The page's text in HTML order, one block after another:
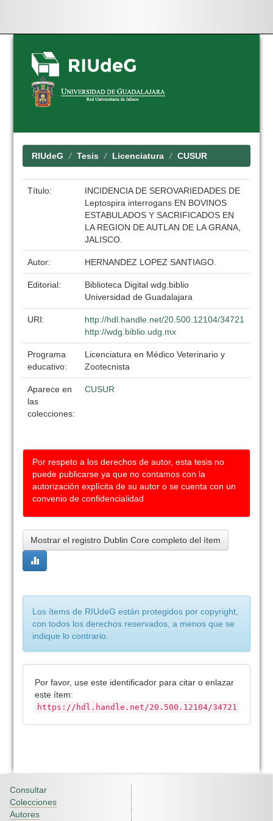
Skip
navigation
RIUdeG Tesis Licenciatura CUSUR
Título:
INCIDENCIA DE SEROVARIEDADES DE
Leptospira interrogans EN BOVINOS
ESTABULADOS Y SACRIFICADOS EN
LA REGION DE AUTLAN DE LA GRANA,
JALISCO.
Autor: HERNANDEZ LOPEZ SANTIAGO.
Editorial:
Biblioteca Digital wdg.biblio
Universidad de Guadalajara
URI:
http://hdl.handle.net/20.500.12104/34721
http://wdg.biblio.udg.mx
Programa
educativo:
Licenciatura en Médico Veterinario y
Zootecnista
Aparece en
las
colecciones:
CUSUR
Por respeto a los derechos de autor, esta tesis no
puede publicarse ya que no contamos con la
autorización explícita de su autor o se cuenta con un
convenio de confidencialidad
Mostrar el registro Dublin Core completo del ítem
Los ítems de RIUdeG están protegidos por copyright,
con todos los derechos reservados, a menos que se
indique lo contrario.
Por favor, use este identificador para citar o enlazar
este ítem:
https://hdl.handle.net/20.500.12104/34721
Consultar
Colecciones
Autores